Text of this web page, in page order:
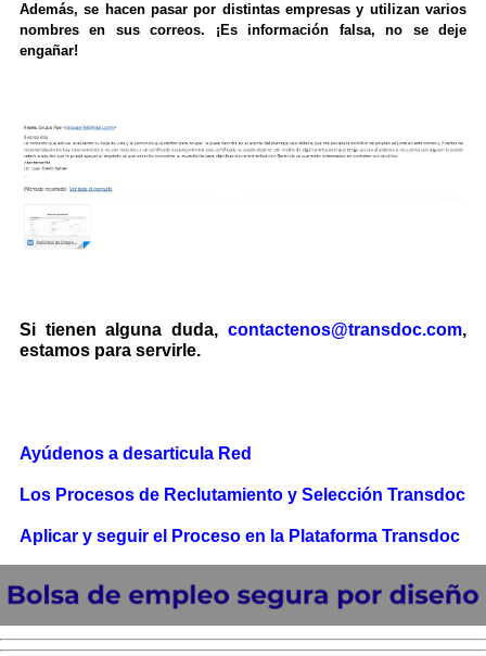
Además, se hacen pasar por distintas empresas y utilizan varios
nombres en sus correos. ¡Es información falsa, no se deje
engañar!
Si tienen alguna duda,contactenos@transdoc.com,
estamos para servirle.
Ayúdenos a desarticula Red
Los Procesos de Reclutamiento y Selección Transdoc
Aplicar y seguir el Proceso en la Plataforma Transdoc